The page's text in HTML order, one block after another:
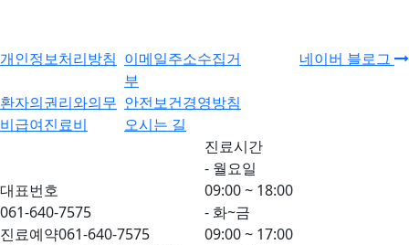
개인정보처리방침 이메일주소수집거
부
환자의권리와의무 안전보건경영방침
비급여진료비
오시는 길
네이버 블로그
대표번호
061-640-7575
진료예약061-640-7575
진료시간
- 월요일
09:00 ~ 18:00
- 화~금
09:00 ~ 17:00